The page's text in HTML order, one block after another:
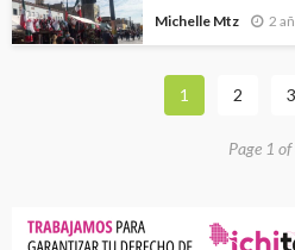
Michelle Mtz 2
1 2 3
Page 1